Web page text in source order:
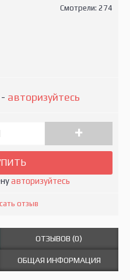
Смотрели: 274
авторизуйтесь
+
авторизуйтесь
отзыв
ОТЗЫВОВ (0)
ОБЩАЯ ИНФОРМАЦИЯ